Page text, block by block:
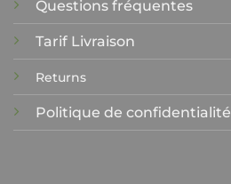
Questions fréquentes
Tarif Livraison
Returns
Politique de confidentialité